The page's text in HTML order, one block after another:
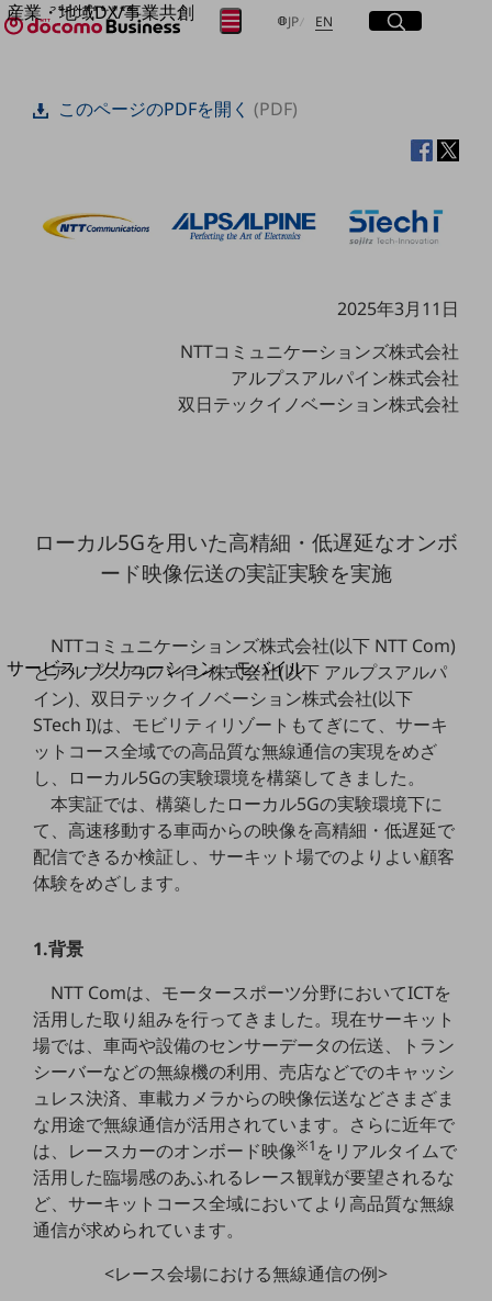
産業・地域DX/事業共創
OPEN HUB for Plural Futures
OPEN HUB for Plural Futuresとは
Smart World
LGPF(Local Government Platform)
サービス・ソリューション・モバイル
サービス・ソリューションTOP
DXに関する課題を解決する
サービス・ソリューションをご紹介
カテゴリーで探す
カテゴリーで探すTOP
ネットワーク・モバイル
クラウド・データセンター
セキュリティ
データ利活用
運用管理
業務支援・マーケティング
災害対策・BCP
課題・ニーズで探す
課題・ニーズで探すTOP
JP日本語
EN Englishサイト内検索
開く
メニュー
開く
フリーワードを入力して探す
フリーワードでNTTドコモビジネスの
取り組みを検索
検索する
このページのPDFを開く(PDF)
2025年3月11日
NTTコミュニケーションズ株式会社
アルプスアルパイン株式会社
双日テックイノベーション株式会社
ローカル5Gを用いた高精細・低遅延なオンボ
ード映像伝送の実証実験を実施
NTTコミュニケーションズ株式会社(以下 NTT Com)
とアルプスアルパイン株式会社(以下 アルプスアルパ
イン)、双日テックイノベーション株式会社(以下
STech I)は、モビリティリゾートもてぎにて、サーキ
ットコース全域での高品質な無線通信の実現をめざ
し、ローカル5Gの実験環境を構築してきました。
本実証では、構築したローカル5Gの実験環境下に
て、高速移動する車両からの映像を高精細・低遅延で
配信できるか検証し、サーキット場でのよりよい顧客
体験をめざします。
1.背景
NTT Comは、モータースポーツ分野においてICTを
活用した取り組みを行ってきました。現在サーキット
場では、車両や設備のセンサーデータの伝送、トラン
シーバーなどの無線機の利用、売店などでのキャッシ
ュレス決済、車載カメラからの映像伝送などさまざま
な用途で無線通信が活用されています。さらに近年で
は、レースカーのオンボード映像※1 をリアルタイムで
活用した臨場感のあふれるレース観戦が要望されるな
ど、サーキットコース全域においてより高品質な無線
通信が求められています。
<レース会場における無線通信の例>